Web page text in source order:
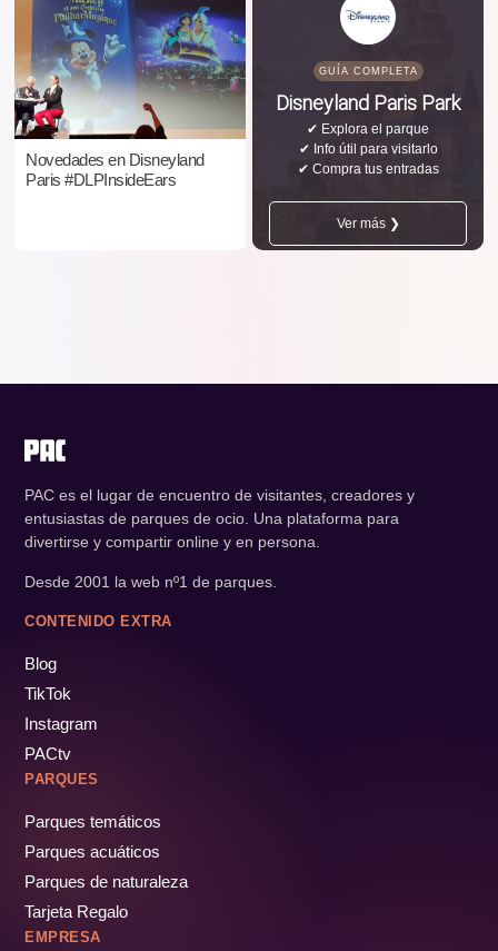
Novedades en Disneyland
Paris #DLPInsideEars
GUÍA COMPLETA
Disneyland Paris Park
✔ Explora el parque
✔ Info útil para visitarlo
✔ Compra tus entradas
Ver más ❯
PAC es el lugar de encuentro de visitantes, creadores y
entusiastas de parques de ocio. Una plataforma para
divertirse y compartir online y en persona.
Desde 2001 la web nº1 de parques.
CONTENIDO EXTRA
Blog
TikTok
Instagram
PACtv
PARQUES
Parques temáticos
Parques acuáticos
Parques de naturaleza
Tarjeta Regalo
EMPRESA